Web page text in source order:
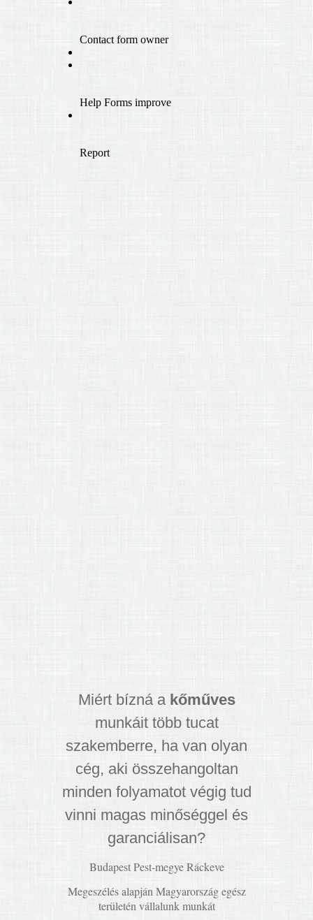
Miért bízná a kőműves
munkáit több tucat
szakemberre, ha van olyan
cég, aki összehangoltan
minden folyamatot végig tud
vinni magas minőséggel és
garanciálisan?
Budapest Pest-megye Ráckeve
Megeszélés alapján Magyarország egész
területén vállalunk munkát